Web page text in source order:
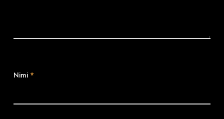
Nimi *